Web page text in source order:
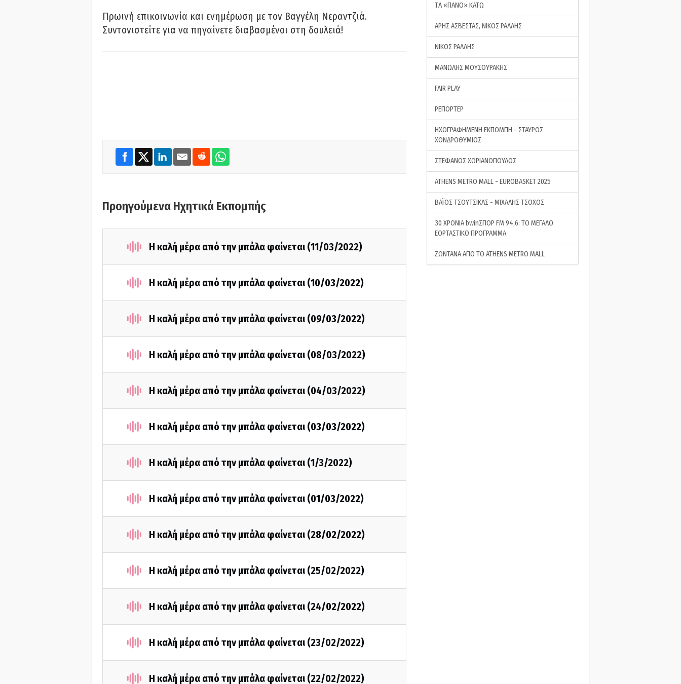
Πρωινή επικοινωνία και ενημέρωση με τον Βαγγέλη Νεραντζιά.
Συντονιστείτε για να πηγαίνετε διαβασμένοι στη δουλειά!
Προηγούμενα Ηχητικά Εκπομπής
Η καλή μέρα από την μπάλα φαίνεται (11/03/2022)
Η καλή μέρα από την μπάλα φαίνεται (10/03/2022)
Η καλή μέρα από την μπάλα φαίνεται (09/03/2022)
Η καλή μέρα από την μπάλα φαίνεται (08/03/2022)
Η καλή μέρα από την μπάλα φαίνεται (04/03/2022)
Η καλή μέρα από την μπάλα φαίνεται (03/03/2022)
Η καλή μέρα από την μπάλα φαίνεται (1/3/2022)
Η καλή μέρα από την μπάλα φαίνεται (01/03/2022)
Η καλή μέρα από την μπάλα φαίνεται (28/02/2022)
Η καλή μέρα από την μπάλα φαίνεται (25/02/2022)
Η καλή μέρα από την μπάλα φαίνεται (24/02/2022)
Η καλή μέρα από την μπάλα φαίνεται (23/02/2022)
Η καλή μέρα από την μπάλα φαίνεται (22/02/2022)
ΤA «ΠΑΝΟ» ΚΑΤΩ
ΑΡΗΣ ΑΣΒΕΣΤΑΣ, ΝΙΚΟΣ ΡΑΛΛΗΣ
ΝΙΚΟΣ ΡΑΛΛΗΣ
ΜΑΝΩΛΗΣ ΜΟΥΣΟΥΡΑΚΗΣ
FAIR PLAY
ΡΕΠΟΡΤΕΡ
ΗΧΟΓΡΑΦΗΜΕΝΗ ΕΚΠΟΜΠΗ - ΣΤΑΥΡΟΣ
ΧΟΝΔΡΟΘΥΜΙΟΣ
ΣΤΕΦΑΝΟΣ ΧΩΡΙΑΝΟΠΟΥΛΟΣ
ATHENS METRO MALL - EUROBASKET 2025
ΒΑΪΟΣ ΤΣΟΥΤΣΙΚΑΣ - ΜΙΧΑΛΗΣ ΤΣΟΧΟΣ
30 ΧΡΟΝΙΑ bwinΣΠΟΡ FM 94,6: ΤΟ ΜΕΓΑΛΟ
ΕΟΡΤΑΣΤΙΚΟ ΠΡΟΓΡΑΜΜΑ
ΖΩΝΤΑΝΑ ΑΠΟ ΤΟ ATHENS METRO MALL